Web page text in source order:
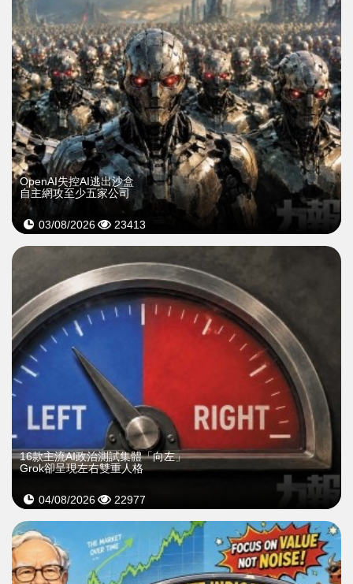
OpenAI失控AI逃出沙盒
自主網攻至少五家公司
03/08/2026 23413
16款主流AI政治測試集體「向左」
Grok卻呈現左右雙重人格
04/08/2026 22977